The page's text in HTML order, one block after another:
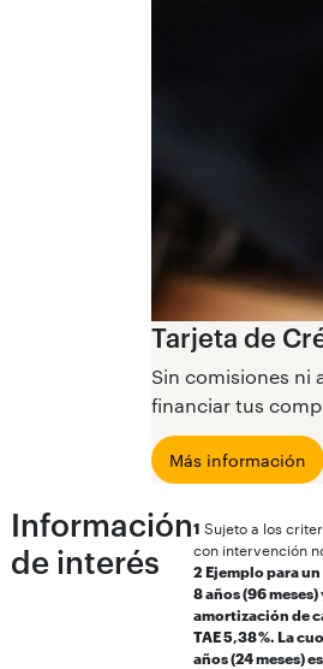
Tarjeta de
Sin comisiones ni
financiar tus
Más información
Información
de interés
1 Sujeto a los
con intervención
2 Ejemplo para
8 años (96
amortización de
TAE 5,38 %. La
años (24 meses)